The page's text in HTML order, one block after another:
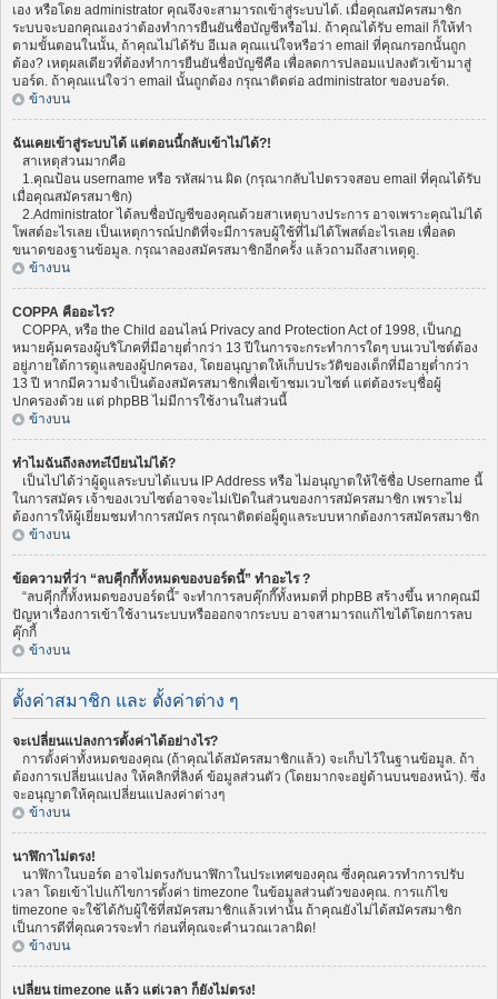
เอง หรือโดย administrator คุณจึงจะสามารถเข้าสู่ระบบได้. เมื่อคุณสมัครสมาชิก
ระบบจะบอกคุณเองว่าต้องทำการยืนยันชื่อบัญชีหรือไม่. ถ้าคุณได้รับ email ก็ให้ทำ
ตามขั้นตอนในนั้น, ถ้าคุณไม่ได้รับ อีเมล คุณแน่ใจหรือว่า email ที่คุณกรอกนั้นถูก
ต้อง? เหตุผลเดียวที่ต้องทำการยืนยันชื่อบัญชีคือ เพื่อลดการปลอมแปลงตัวเข้ามาสู่
บอร์ด. ถ้าคุณแน่ใจว่า email นั้นถูกต้อง กรุณาติดต่อ administrator ของบอร์ด.
ข้างบน
ฉันเคยเข้าสู่ระบบได้ แต่ตอนนี้กลับเข้าไม่ได้?!
สาเหตุส่วนมากคือ
1.คุณป้อน username หรือ รหัสผ่าน ผิด (กรุณากลับไปตรวจสอบ email ที่คุณได้รับ
เมื่อคุณสมัครสมาชิก)
2.Administrator ได้ลบชื่อบัญชีของคุณด้วยสาเหตุบางประการ อาจเพราะคุณไม่ได้
โพสต์อะไรเลย เป็นเหตุการณ์ปกติที่จะมีการลบผู้ใช้ที่ไม่ได้โพสต์อะไรเลย เพื่อลด
ขนาดของฐานข้อมูล. กรุณาลองสมัครสมาชิกอีกครั้ง แล้วถามถึงสาเหตุดู.
ข้างบน
COPPA คืออะไร?
COPPA, หรือ the Child ออนไลน์ Privacy and Protection Act of 1998, เป็นกฏ
หมายคุ้มครองผู้บริโภคที่มีอายุต่ำกว่า 13 ปีในการจะกระทำการใดๆ บนเวบไซต์ต้อง
อยู่ภายใต้การดูแลของผู้ปกครอง, โดยอนุญาตให้เก็บประวัติของเด็กที่มีอายุต่ำกว่า
13 ปี หากมีความจำเป็นต้องสมัครสมาชิกเพื่อเข้าชมเวบไซต์ แต่ต้องระบุชื่อผู้
ปกครองด้วย แต่ phpBB ไม่มีการใช้งานในส่วนนี้
ข้างบน
ทำไมฉันถึงลงทะเีบียนไม่ได้?
เป็นไปได้ว่าผู้ดูแลระบบได้แบน IP Address หรือ ไม่อนุญาตให้ใช้ชื่อ Username นี้
ในการสมัคร เจ้าของเวบไซต์อาจจะไม่เปิดในส่วนของการสมัครสมาชิก เพราะไม่
ต้องการให้ผู้เยี่ยมชมทำการสมัคร กรุณาติดต่อผู็ดูแลระบบหากต้องการสมัครสมาชิก
ข้างบน
ข้อความที่ว่า “ลบคุีกกี้ทั้งหมดของบอร์ดนี้” ทำอะไร ?
“ลบคุีกกี้ทั้งหมดของบอร์ดนี้” จะทำการลบคุ๊กกี๊ทั้งหมดที่ phpBB สร้างขึ้น หากคุณมี
ปัญหาเรื่องการเข้าใช้งานระบบหรือออกจากระบบ อาจสามารถแก้ไขได้โดยการลบ
คุ๊กกี้
ข้างบน
ตั้งค่าสมาชิก และ ตั้งค่าต่าง ๆ
จะเปลี่ยนแปลงการตั้งค่าได้อย่างไร?
การตั้งค่าทั้งหมดของคุณ (ถ้าคุณได้สมัครสมาชิกแล้ว) จะเก็บไว้ในฐานข้อมูล. ถ้า
ต้องการเปลี่ยนแปลง ให้คลิกที่ลิงค์ ข้อมูลส่วนตัว (โดยมากจะอยู่ด้านบนของหน้า). ซึ่ง
จะอนุญาตให้คุณเปลี่ยนแปลงค่าต่างๆ
ข้างบน
นาฬิกาไม่ตรง!
นาฬิกาในบอร์ด อาจไม่ตรงกับนาฬิกาในประเทศของคุณ ซึ่งคุณควรทำการปรับ
เวลา โดยเข้าไปแก้ไขการตั้งค่า timezone ในข้อมูลส่วนตัวของคุณ. การแก้ไข
timezone จะใช้ได้กับผู้ใช้ที่สมัครสมาชิกแล้วเท่านั้น ถ้าคุณยังไม่ได้สมัครสมาชิก
เป็นการดีที่คุณควรจะทำ ก่อนที่คุณจะคำนวณเวลาผิด!
ข้างบน
เปลี่ยน timezone แล้ว แต่เวลา ก็ยังไม่ตรง!